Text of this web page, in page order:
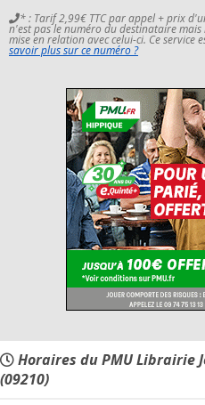
* : Tarif 2,99€ TTC par appel + prix
n'est pas le numéro du destinataire
mise en relation avec celui-ci. Ce service
savoir plus sur ce numéro ?
Horaires du PMU Librairie
(09210)